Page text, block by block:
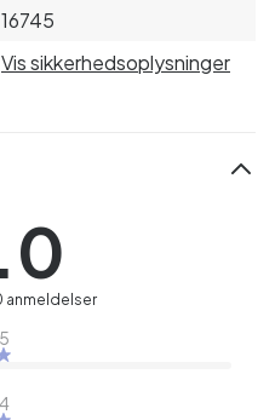
16745
Vis sikkerhedsoplysninger
anmeldelser
5
4